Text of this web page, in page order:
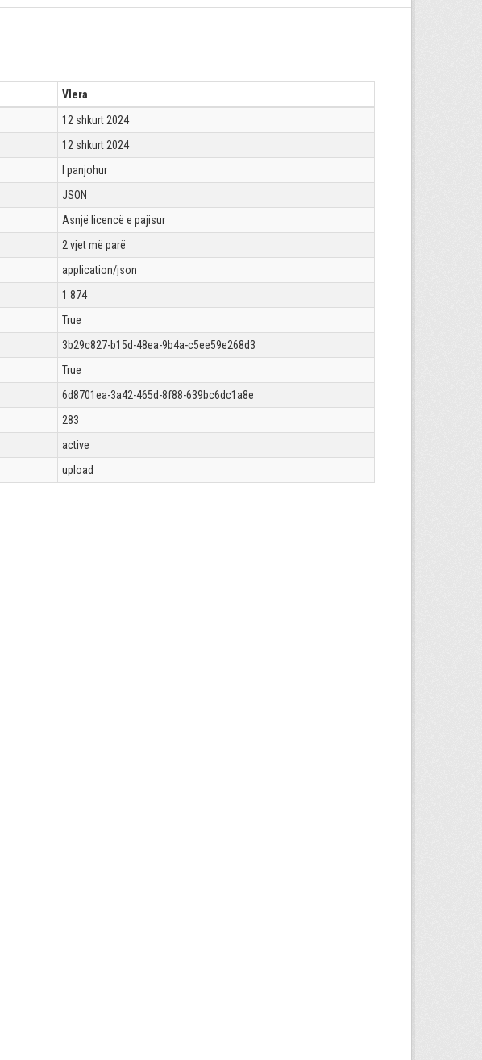
Vlera
12 shkurt 2024
12 shkurt 2024
I panjohur
JSON
Asnjë licencë e pajisur
2 vjet më parë
application/json
1 874
True
3b29c827-b15d-48ea-9b4a-c5ee59e268d3
True
6d8701ea-3a42-465d-8f88-639bc6dc1a8e
283
active
upload